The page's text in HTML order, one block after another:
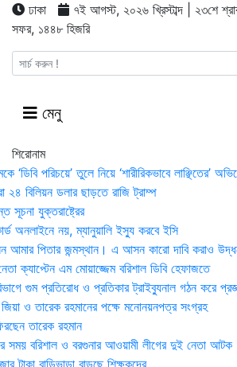
ঢাকা
৭ই আগস্ট, ২০২৬ খ্রিস্টাব্দ | ২৩শে
সফর, ১৪৪৮ হিজরি
মেনু
শিরোনাম
‘ডিবি পরিচয়ে’ তুলে নিয়ে ‘শারীরিকভাবে
২৪ বিলিয়ন ডলার ছাড়তে রাজি ট্রাম্প
সূচনা যুক্তরাষ্ট্রের
অনলাইনে নয়, ম্যানুয়ালি ইস্যু করবে ইসি
পিতার জন্মস্থান। এ আসন কারো দাবি করাও
ক্যাপ্টেন এম মোয়াজ্জেম বরিশাল ডিবি হেফাজতে
গুম প্রতিরোধ ও প্রতিকার ট্রাইব্যুনাল গঠন করে
ও তারেক রহমানের পক্ষে মনোনয়নপত্র সংগ্রহ
তারেক রহমান
সময় ব‌রিশাল ও বরগুনার আওয়ামী লীগের দুই নেতা আটক
টাকা বাড়িভাড়া বাড়ছে শিক্ষকদের